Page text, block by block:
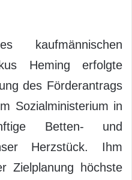
kaufmännischen
Heming erfolgte
des Förderantrags
Sozialministerium in
Betten- und
Herzstück. Ihm
Zielplanung höchste